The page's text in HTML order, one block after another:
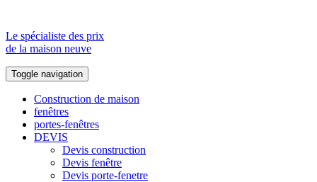
Le spécialiste des prix
de la maison neuve
Toggle navigation
Construction de maison
fenêtres
portes-fenêtres
DEVIS
Devis construction
Devis fenêtre
Devis porte-fenetre